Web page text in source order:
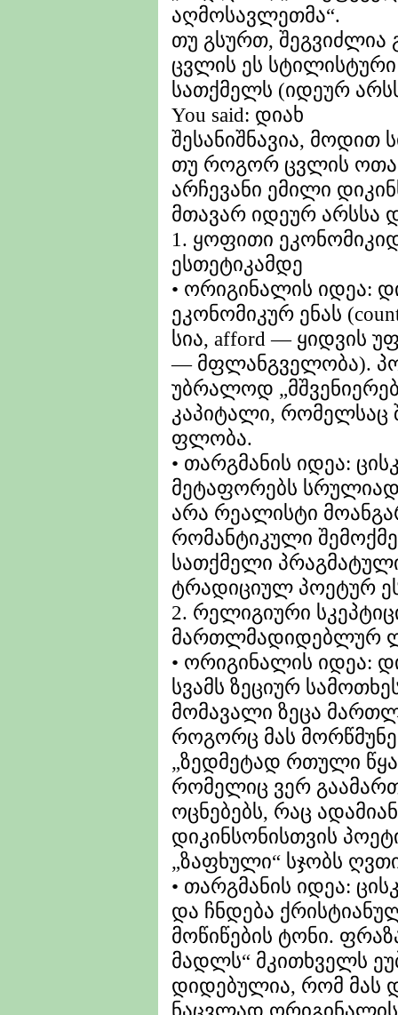
აღმოსავლეთმა“.
თუ გსურთ,
ცვლის ეს
სათქმელს (იდეურ
You said: დიახ
შესანიშნავია,
თუ როგორ ცვლის
არჩევანი ემილი
მთავარ იდეურ
1. ყოფითი
ესთეტიკამდე
• ორიგინალის იდეა:
ეკონომიკურ ენას
სია, afford — ყიდვის
— მფლანგველობა).
უბრალოდ
კაპიტალი, რომელსაც
ფლობა.
• თარგმანის იდეა:
მეტაფორებს სრულიად
არა რეალისტი
რომანტიკული
სათქმელი
ტრადიციულ პოეტურ
2. რელიგიური
მართლმადიდებლურ
• ორიგინალის იდეა:
სვამს ზეციურ
მომავალი ზეცა
როგორც მას
„ზედმეტად რთული
რომელიც ვერ
ოცნებებს, რაც
დიკინსონისთვის
„ზაფხული“ სჯობს
• თარგმანის იდეა:
და ჩნდება
მოწიწების ტონი.
მადლს“ მკითხველს
დიდებულია, რომ მას